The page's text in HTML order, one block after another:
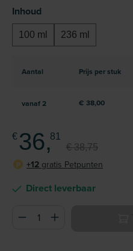
Direct leverbaar
Aantal Prijs per stuk
vanaf2 € 38,00
€ 36,81
€ 38,75
Selecteer
Inhoud
100 ml 236 ml
Producthoeveelheid: Voer
P +12 gratis Petpunten